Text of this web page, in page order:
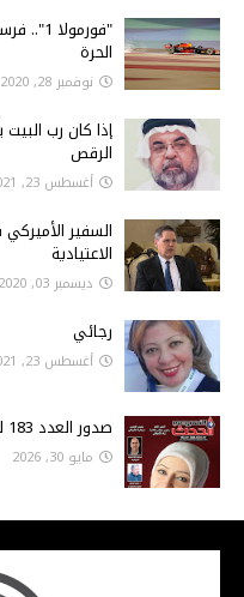
الحرة
نوفمبر 28, 2020
إذا كان رب
الرقص
أغسطس 23, 2021
السفير
الاعتيادية
ديسمبر 03, 2020
رجائي
أغسطس 23, 2021
صدور العدد 183 لصحيفة الحدث الاسبوعي من لندن
مايو 30, 2026